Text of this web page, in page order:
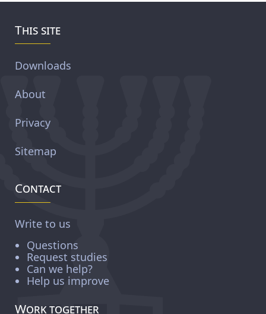
This site
Downloads
About
Privacy
Sitemap
Contact
Write to us
Questions
Request studies
Can we help?
Help us improve
Work together